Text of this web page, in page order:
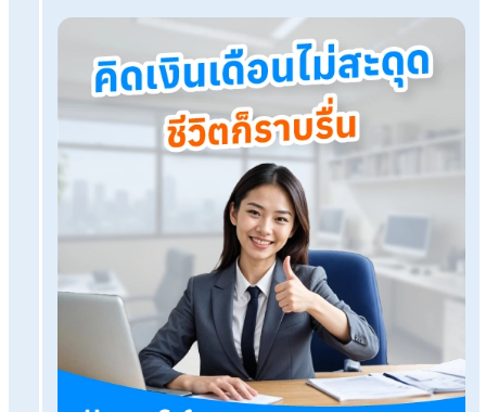
แหล่งอ้างอิง: กรมทรัพย์สินทางปัญญา
โปรแกรมเงินเดือน HumanSoft
ทดลองใช้ฟรี 30 วันครบทุกฟังก์ชัน
บริการขึ้นระบบ ฟรี ไม่มีค่าใช้จ่ายใดๆ ทั้งสิ้น ยกเลิกเมื่อไหร่ก็ได้
ทดลองใช้งานฟรี